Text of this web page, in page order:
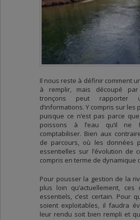
Il nous reste à définir comment
à remplir, mais découpé
tronçons peut rapporter
d’informations. Y compris sur les
puisque ce n’est pas parce
poissons à l’eau qu’il ne
comptabiliser. Bien aux
de parcours, où les données
essentielles sur l’évolution de
compris en terme de dynamique
Pour pousser la gestion de la
plus loin qu’actuellement, ces
essentiels, c’est certain. Pour
soient exploitables, il faudra
leur rendu soit bien rempli et